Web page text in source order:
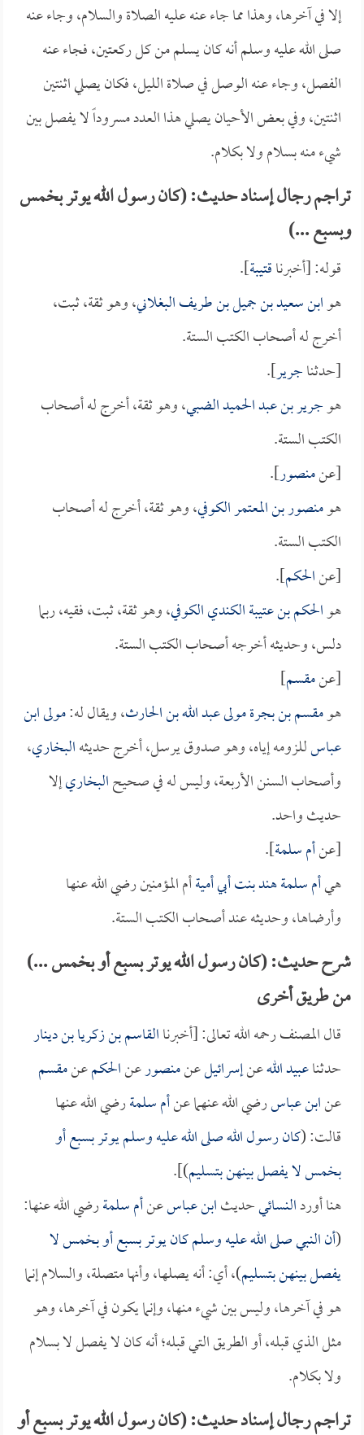
إلا في آخرها، وهذا مما جاء عنه عليه الصلاة والسلام، وجاء عنه
صلى الله عليه وسلم أنه كان يسلم من كل ركعتين، فجاء عنه
الفصل، وجاء عنه الوصل في صلاة الليل، فكان يصلي اثنتين
اثنتين، وفي بعض الأحيان يصلي هذا العدد مسروداً لا يفصل بين
شيء منه بسلام ولا بكلام.
تراجم رجال إسناد حديث: (كان رسول الله يوتر بخمس
وبسبع ...)
قوله: [أخبرناقتيبة].
هوابن سعيد بن جميل بن طريف البغلاني، وهو ثقة، ثبت،
أخرج له أصحاب الكتب الستة.
[حدثناجرير].
هوجرير بن عبد الحميد الضبي، وهو ثقة، أخرج له أصحاب
الكتب الستة.
[عنمنصور].
هومنصور بن المعتمر الكوفي، وهو ثقة، أخرج له أصحاب
الكتب الستة.
[عنالحكم].
هوالحكم بن عتيبة الكندي الكوفي، وهو ثقة، ثبت، فقيه، ربما
دلس، وحديثه أخرجه أصحاب الكتب الستة.
[عنمقسم]
هومقسم بن بجرة مولى عبد الله بن الحارث، ويقال له:مولى ابن
عباسللزومه إياه، وهو صدوق يرسل، أخرج حديثهالبخاري،
وأصحاب السنن الأربعة، وليس له في صحيحالبخاريإلا
حديث واحد.
[عنأم سلمة].
هيأم سلمة هند بنت أبي أميةأم المؤمنين رضي الله عنها
وأرضاها، وحديثه عند أصحاب الكتب الستة.
شرح حديث: (كان رسول الله يوتر بسبع أو بخمس ...)
من طريق أخرى
قال المصنف رحمه الله تعالى: [أخبرناالقاسم بن زكريا بن دينار
حدثناعبيد اللهعنإسرائيلعنمنصورعنالحكمعنمقسم
عنابن عباسرضي الله عنهما عنأم سلمةرضي الله عنها
قالت: (كان رسول الله صلى الله عليه وسلم يوتر بسبع أو
بخمس لا يفصل بينهن بتسليم)].
هنا أوردالنسائيحديثابن عباسعنأم سلمةرضي الله عنها:
(أن النبي صلى الله عليه وسلم كان يوتر بسبع أو بخمس لا
يفصل بينهن بتسليم)، أي: أنه يصلها، وأنها متصلة، والسلام إنما
هو في آخرها، وليس بين شيء منها، وإنما يكون في آخرها، وهو
مثل الذي قبله، أو الطريق التي قبله؛ أنه كان لا يفصل لا بسلام
ولا بكلام.
تراجم رجال إسناد حديث: (كان رسول الله يوتر بسبع أو